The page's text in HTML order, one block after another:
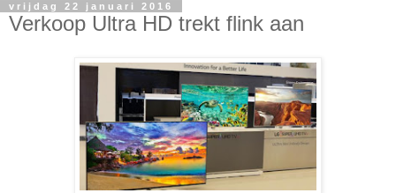
vrijdag 22 januari 2016
Verkoop Ultra HD trekt flink aan